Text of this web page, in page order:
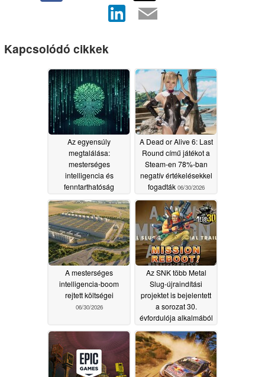
Kapcsolódó cikkek
Az egyensúly
megtalálása:
mesterséges
intelligencia és
fenntarthatóság
07/03/2026
A Dead or Alive 6: Last
Round című játékot a
Steam-en 78%-ban
negatív értékelésekkel
fogadták 06/30/2026
A mesterséges
intelligencia-boom
rejtett költségei
06/30/2026
Az SNK több Metal
Slug-újraindítási
projektet is bejelentett
a sorozat 30.
évfordulója alkalmából
06/27/2026